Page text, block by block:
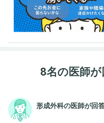
8名の医師
形成外科の医師が回